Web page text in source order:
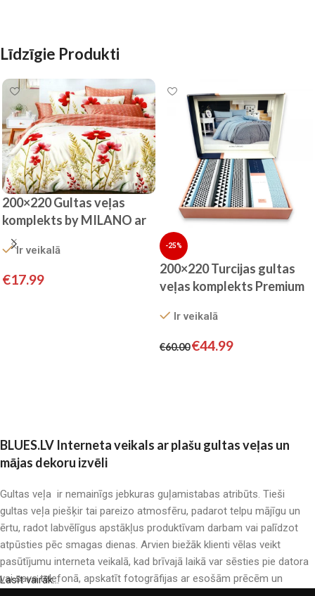
Līdzīgie Produkti
200×220 Gultas veļas
komplekts by MILANO ar
palagu/ 100% KOKVILNA
SATĪNS
Ir veikalā
€17.99
-25%
200×220 Turcijas gultas
veļas komplekts Premium
Ir veikalā
€60.00€44.99
BLUES.LV Interneta veikals ar plašu gultas veļas un
mājas dekoru izvēli
Gultas veļa ir nemainīgs jebkuras guļamistabas atribūts. Tieši
gultas veļa piešķir tai pareizo atmosfēru, padarot telpu mājīgu un
ērtu, radot labvēlīgus apstākļus produktīvam darbam vai palīdzot
atpūsties pēc smagas dienas. Arvien biežāk klienti vēlas veikt
pasūtījumu interneta veikalā, kad brīvajā laikā var sēsties pie datora
vai sava telefonā, apskatīt fotogrāfijas ar esošām prēcēm un
Lasīt vairāk...